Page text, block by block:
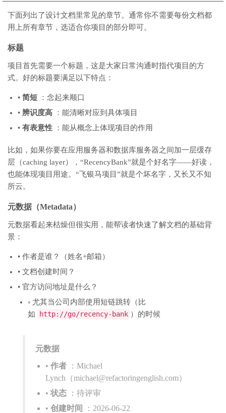
下面列出了设计文档里常见的章节。通常你不需要每份文档都
用上所有章节，选适合你项目的部分即可。
标题
项目首先需要一个标题，这是大家日常沟通时指代项目的方
式。好的标题要满足以下特点：
• 简短 ：念起来顺口
• 辨识度高 ：能清晰对应到具体项目
• 有表意性 ：能从概念上体现项目的作用
比如，如果你要在应用服务器和数据库服务器之间加一层缓存
层（caching layer），“RecencyBank”就是个好名字——好读，
也能体现项目用途。“飞银马项目”就是个坏名字，又长又不知
所云。
元数据（Metadata）
元数据看起来枯燥但很实用，能帮读者快速了解文档的基础背
景：
• 作者是谁？（姓名+邮箱）
• 文档创建时间？
• 官方访问地址是什么？
◦ 尤其当公司内部使用短链跳转（比
如
http://go/recency-bank ）的时候
元数据
• 作者 ：Michael
Lynch（michael@refactoringenglish.com）
•状态 ：待评审
• 创建时间
：2026-06-22